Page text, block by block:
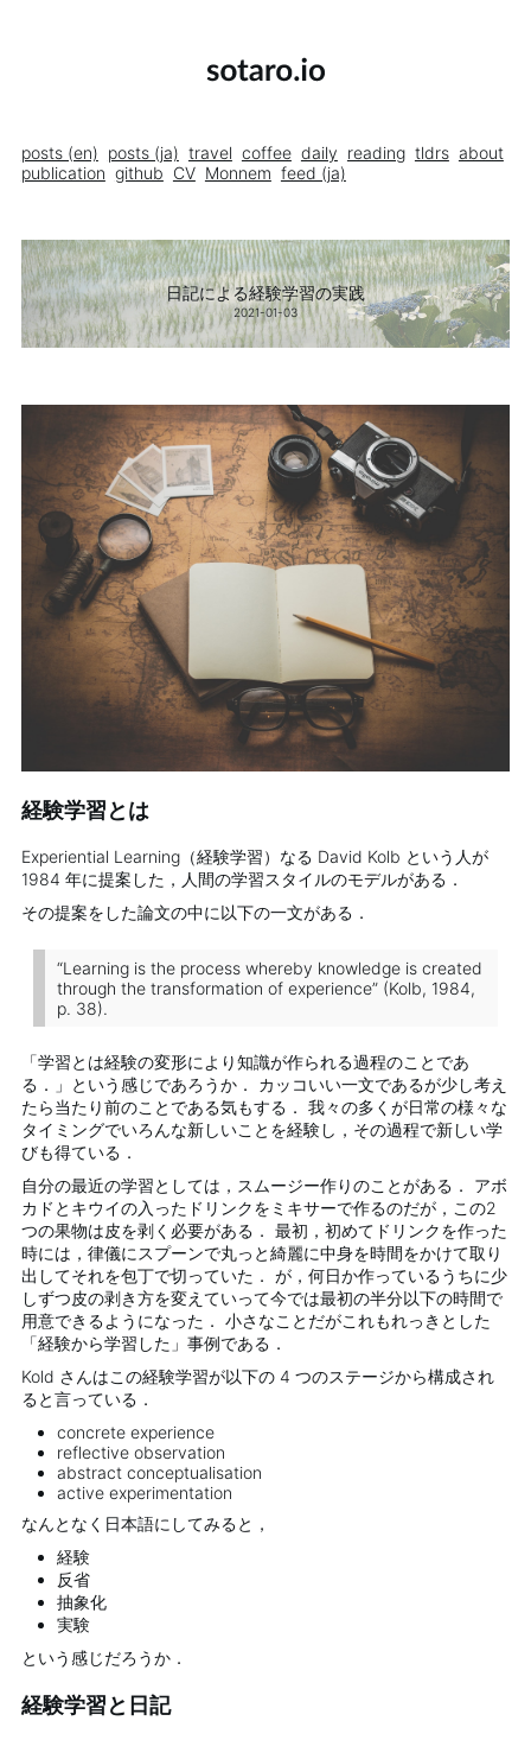
posts (en) posts (ja) travel coffee daily reading tldrs about
publication github CV Monnem feed (ja)
日記による経験学習の実践
2021-01-03
経験学習とは
Experiential Learning（経験学習）なる David Kolb という人が
1984 年に提案した，人間の学習スタイルのモデルがある．
その提案をした論文の中に以下の一文がある．
“Learning is the process whereby knowledge is created
through the transformation of experience” (Kolb, 1984,
p. 38).
「学習とは経験の変形により知識が作られる過程のことであ
る．」という感じであろうか． カッコいい一文であるが少し考え
たら当たり前のことである気もする． 我々の多くが日常の様々な
タイミングでいろんな新しいことを経験し，その過程で新しい学
びも得ている．
自分の最近の学習としては，スムージー作りのことがある． アボ
カドとキウイの入ったドリンクをミキサーで作るのだが，この2
つの果物は皮を剥く必要がある． 最初，初めてドリンクを作った
時には，律儀にスプーンで丸っと綺麗に中身を時間をかけて取り
出してそれを包丁で切っていた． が，何日か作っているうちに少
しずつ皮の剥き方を変えていって今では最初の半分以下の時間で
用意できるようになった． 小さなことだがこれもれっきとした
「経験から学習した」事例である．
Kold さんはこの経験学習が以下の 4 つのステージから構成され
ると言っている．
concrete experience
reflective observation
abstract conceptualisation
active experimentation
なんとなく日本語にしてみると，
経験
反省
抽象化
実験
という感じだろうか．
経験学習と日記